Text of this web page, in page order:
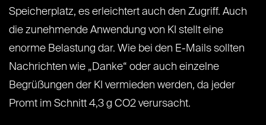
Speicherplatz, es erleichtert auch den Zugriff. Auch
die zunehmende Anwendung von KI stellt eine
enorme Belastung dar. Wie bei den E-Mails sollten
Nachrichten wie „Danke“ oder auch einzelne
Begrüßungen der KI vermieden werden, da jeder
Promt im Schnitt 4,3 g CO2 verursacht.